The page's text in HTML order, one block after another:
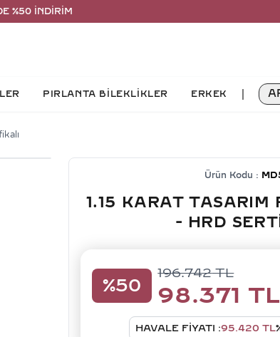
%50 İNDİRİM
PIRLANTA BİLEKLİKLER ERKEK
Ürün Kodu :
1.15 KARAT TASARIM
- HRD
%50
196.742TL
98.371 TL
HAVALE FIYATI :95.420 TL